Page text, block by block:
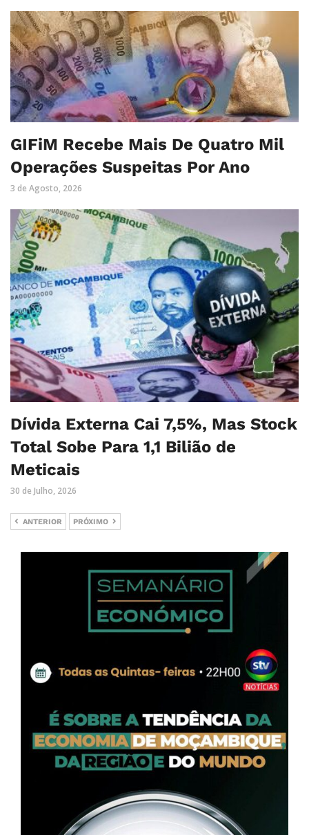
GIFiM Recebe Mais De Quatro Mil
Operações Suspeitas Por Ano
3 de Agosto, 2026
Dívida Externa Cai 7,5%, Mas Stock
Total Sobe Para 1,1 Bilião de
Meticais
30 de Julho, 2026
ANTERIOR PRÓXIMO